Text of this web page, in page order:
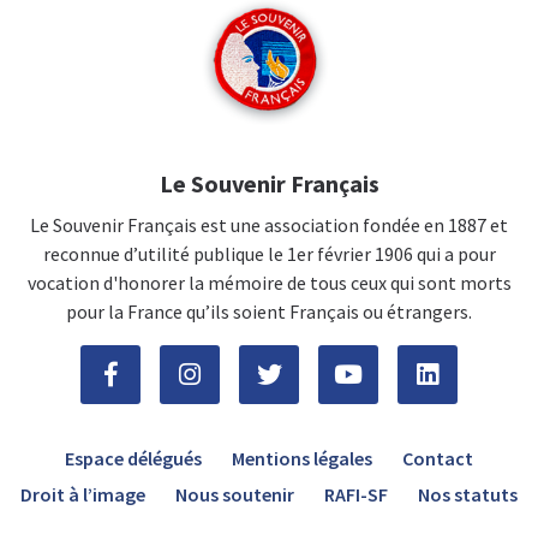
Le Souvenir Français
Le Souvenir Français est une association fondée en 1887 et
reconnue d’utilité publique le 1er février 1906 qui a pour
vocation d'honorer la mémoire de tous ceux qui sont morts
pour la France qu’ils soient Français ou étrangers.
Espace délégués Mentions légales
Contact
Droit à l’image
Nous soutenir RAFI-SF Nos statuts